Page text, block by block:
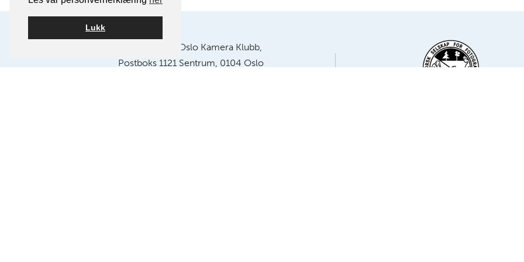
Lukk
Oslo Kamera Klubb,
Postboks 1121 Sentrum, 0104 Oslo